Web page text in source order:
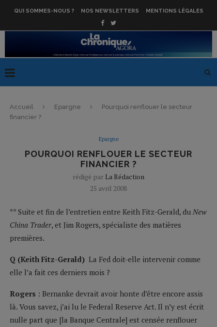
QUI SOMMES-NOUS ? NOS NEWSLETTERS MENTIONS LÉGALES
Accueil Epargne
Pourquoi renflouer le secteur
financier ?
Epargne
POURQUOI RENFLOUER LE SECTEUR
FINANCIER ?
rédigé par La Rédaction
25 avril 2008
** Suite et fin de l’entretien entre Keith Fitz-Gerald, du New
China Trader, et Jim Rogers, spécialiste des matières
premières.
Q (Keith Fitz-Gerald) La Fed doit-elle intervenir comme
elle l’a fait ces derniers mois ?
Rogers : Bernanke devrait avoir honte d’être encore assis
là. Vous savez, j’ai lu le Federal Reserve Act. Il n’y est écrit
nulle part que [la Banque Centrale] est censée renflouer